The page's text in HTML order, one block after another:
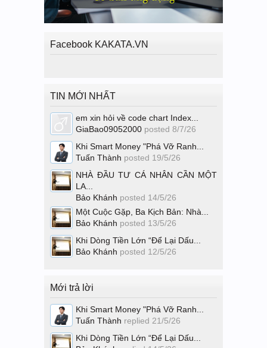
Facebook KAKATA.VN
TIN MỚI NHẤT
em xin hỏi về code chart Index...
GiaBao09052000 posted 8/7/26
Khi Smart Money "Phá Vỡ Ranh...
Tuấn Thành posted 19/5/26
NHÀ ĐẦU TƯ CÁ NHÂN CẦN MỘT
LA...
Bảo Khánh posted 14/5/26
Một Cuộc Gặp, Ba Kịch Bản: Nhà...
Bảo Khánh posted 13/5/26
Khi Dòng Tiền Lớn “Để Lại Dấu...
Bảo Khánh posted 12/5/26
Mới trả lời
Khi Smart Money "Phá Vỡ Ranh...
Tuấn Thành replied 21/5/26
Khi Dòng Tiền Lớn “Để Lại Dấu...